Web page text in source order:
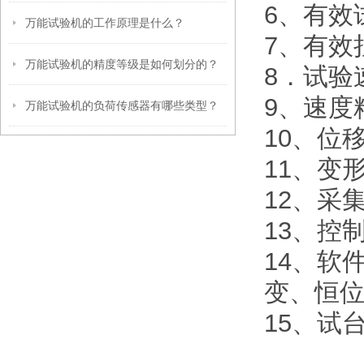
万能试验机的工作原理是什么？
万能试验机的精度等级是如何划分的？
万能试验机的负荷传感器有哪些类型？
6、有效
7、有效
8．试验
9、速度
10、位
11、变
12、采
13、控
14、软
变、恒
15、试